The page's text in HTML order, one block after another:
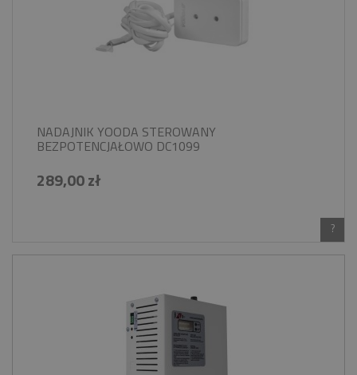
NADAJNIK YOODA STEROWANY
BEZPOTENCJAŁOWO DC1099
289,00 zł
?